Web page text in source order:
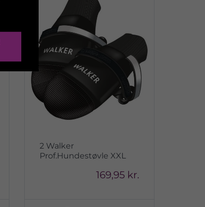
2 Walker
Prof.Hundestøvle XXL
169,95 kr.